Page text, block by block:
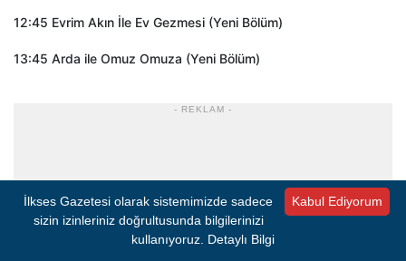
12:45 Evrim Akın İle Ev Gezmesi (Yeni Bölüm)
13:45 Arda ile Omuz Omuza (Yeni Bölüm)
- REKLAM -
Kabul Ediyorum
İlkses Gazetesi olarak sistemimizde sadece
sizin izinleriniz doğrultusunda bilgilerinizi
kullanıyoruz. Detaylı Bilgi